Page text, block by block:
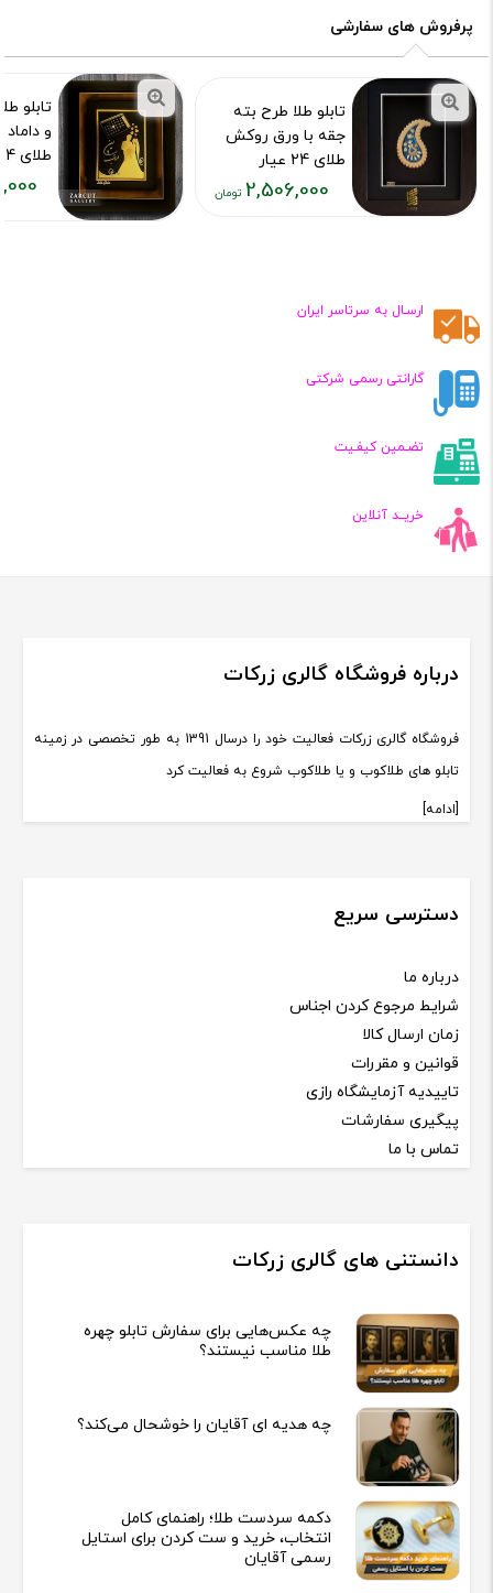
تومان
پرفروش های سفارشی
تابلو طلا طرح بته
جقه با ورق روکش
طلای 24 عیار
کد محصول :7021
2,506,000
تابلو
و
طلای 24 عیار
کد محصول
ارسـال به سرتاسر ایران
گارانتی رسمی شرکتی
تضـمین کیفـیت
خریــد آنلاین
درباره فروشگاه گالری زرکات
فروشگاه گالری زرکات فعالیت خود را درسال 1391 به طور تخصصی در زمینه
تابلو های طلاکوب و یا طلاکوب شروع به فعالیت کرد
[ادامه]
دسترسی سریع
درباره ما
شرایط مرجوع کردن اجناس
زمان ارسال کالا
قوانین و مقررات
تاییدیه آزمایشگاه رازی
پیگیری سفارشات
تماس با ما
دانستنی های گالری زرکات
چه عکس‌هایی برای سفارش تابلو چهره
طلا مناسب نیستند؟
چه هدیه‌ ای آقایان را خوشحال می‌کند؟
دکمه سردست طلا؛ راهنمای کامل
انتخاب، خرید و ست کردن برای استایل
رسمی آقایان